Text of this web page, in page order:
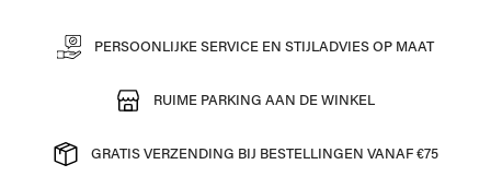
PERSOONLIJKE SERVICE EN STIJLADVIES OP MAAT
RUIME PARKING AAN DE WINKEL
GRATIS VERZENDING BIJ BESTELLINGEN VANAF €75